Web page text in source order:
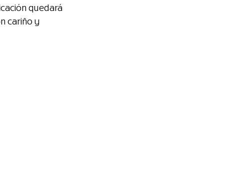
quedará
cariño y